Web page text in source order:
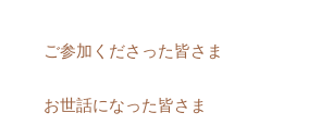
ご参加くださった皆さま
お世話になった皆さま